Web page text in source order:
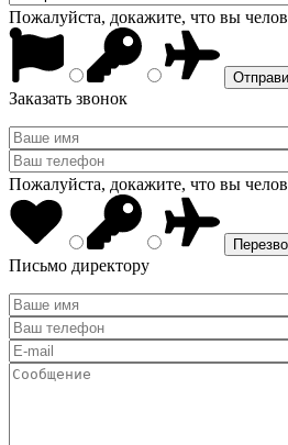
Пожалуйста, докажите, что вы
Заказать звонок
Пожалуйста, докажите, что вы
Письмо директору